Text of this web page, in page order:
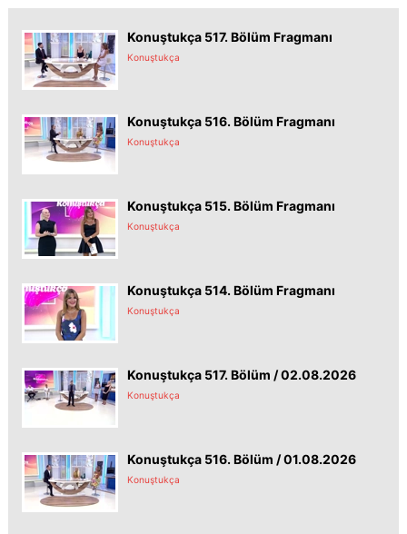
Konuştukça 517. Bölüm Fragmanı
Konuştukça
Konuştukça 516. Bölüm Fragmanı
Konuştukça
Konuştukça 515. Bölüm Fragmanı
Konuştukça
Konuştukça 514. Bölüm Fragmanı
Konuştukça
Konuştukça 517. Bölüm / 02.08.2026
Konuştukça
Konuştukça 516. Bölüm / 01.08.2026
Konuştukça